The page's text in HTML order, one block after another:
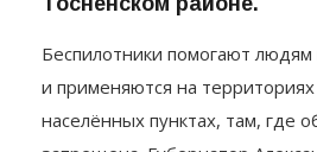
Тосненском районе.
Беспилотники помогают людям
и применяются на территориях